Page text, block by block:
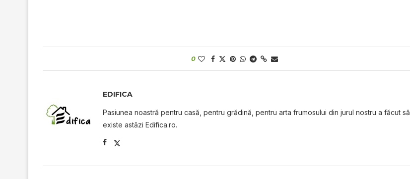
0
EDIFICA
Pasiunea noastră pentru casă, pentru grădină, pentru arta frumosului din jurul nostru a făcut să
existe astăzi Edifica.ro.